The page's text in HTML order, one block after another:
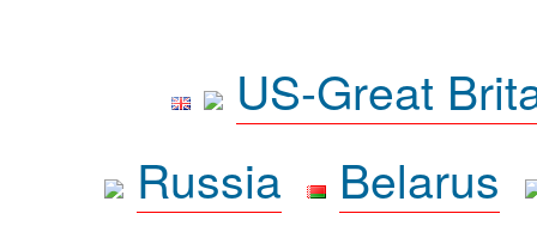
US-Great
Russia
Belarus